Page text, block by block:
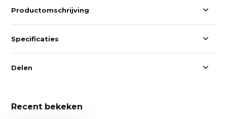
Productomschrijving
Specificaties
Delen
Recent bekeken